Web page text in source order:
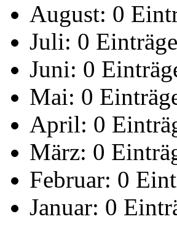
August: 0
Juli: 0 Einträge
Juni: 0
Mai: 0
April: 0
März: 0
Februar: 0
Januar: 0